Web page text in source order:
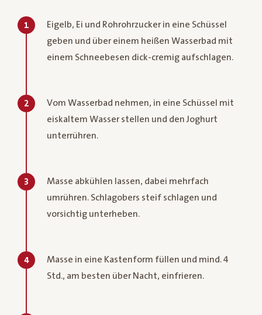
1
Eigelb, Ei und Rohrohrzucker in eine Schüssel
geben und über einem heißen Wasserbad mit
einem Schneebesen dick-cremig aufschlagen.
2
Vom Wasserbad nehmen, in eine Schüssel mit
eiskaltem Wasser stellen und den Joghurt
unterrühren.
3
Masse abkühlen lassen, dabei mehrfach
umrühren. Schlagobers steif schlagen und
vorsichtig unterheben.
4
Masse in eine Kastenform füllen und mind. 4
Std., am besten über Nacht, einfrieren.